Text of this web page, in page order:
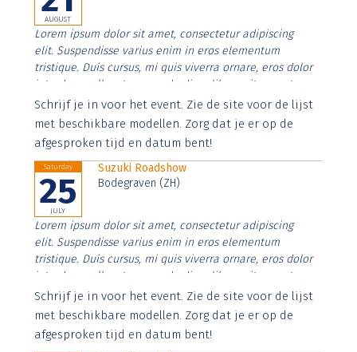
AUGUST
Lorem ipsum dolor sit amet, consectetur adipiscing
elit. Suspendisse varius enim in eros elementum
tristique. Duis cursus, mi quis viverra ornare, eros dolor
interdum nulla, ut commodo diam libero vitae erat.
Aenean faucibus nibh et justo cursus id rutrum lorem
imperdiet. Nunc ut sem vitae risus tristique posuere.
Schrijf je in voor het event. Zie de site voor de lijst
met beschikbare modellen. Zorg dat je er op de
afgesproken tijd en datum bent!
Saturday
25
JULY
Suzuki Roadshow
Bodegraven (ZH)
Lorem ipsum dolor sit amet, consectetur adipiscing
elit. Suspendisse varius enim in eros elementum
tristique. Duis cursus, mi quis viverra ornare, eros dolor
interdum nulla, ut commodo diam libero vitae erat.
Aenean faucibus nibh et justo cursus id rutrum lorem
imperdiet. Nunc ut sem vitae risus tristique posuere.
Schrijf je in voor het event. Zie de site voor de lijst
met beschikbare modellen. Zorg dat je er op de
afgesproken tijd en datum bent!